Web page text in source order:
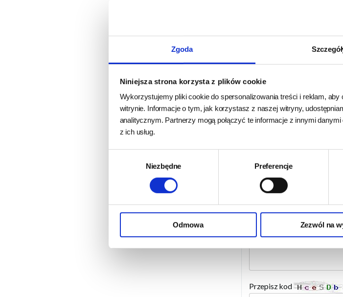
Zgoda
Niniejsza strona korzysta z plików cookie
Wykorzystujemy pliki cookie do spersonalizowania treści i reklam,
witrynie. Informacje o tym, jak korzystasz z naszej witryny,
analitycznym. Partnerzy mogą połączyć te informacje z innymi
z ich usług.
Niezbędne Preferencje
Odmowa Zezwól na
Imię i nazwisko:
Adres e-mail:
Twoje pytanie:
Przepisz kod